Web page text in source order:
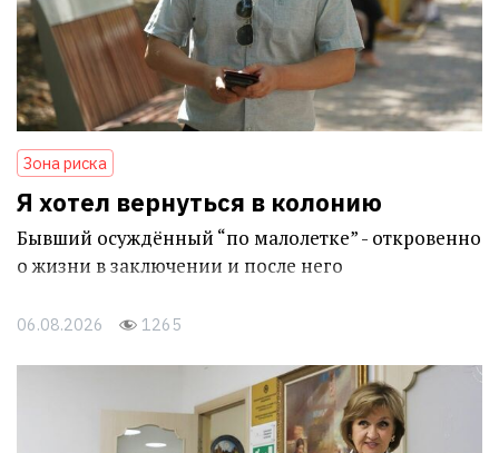
Зона риска
Я хотел вернуться в колонию
Бывший осуждённый “по малолетке” - откровенно
о жизни в заключении и после него
06.08.2026 1265